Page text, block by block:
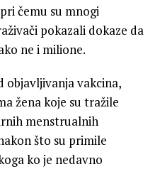
čemu su mnogi
pokazali dokaze da
ne i milione.
objavljivanja vakcina,
žena koje su tražile
menstrualnih
što su primile
ko je nedavno